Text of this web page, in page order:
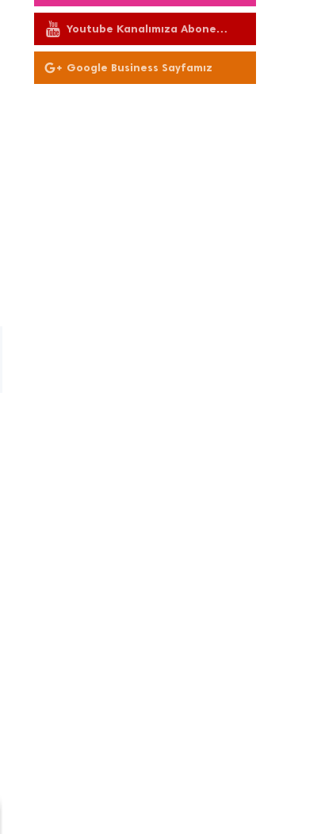
Youtube Kanalımıza Abone
Olun
Google Business Sayfamız